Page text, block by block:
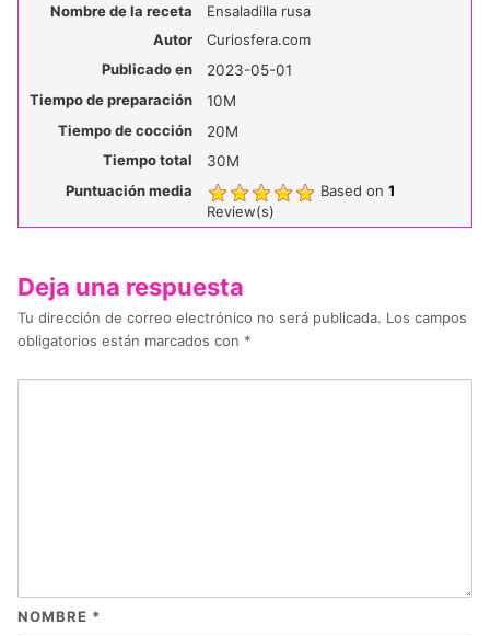
Nombre de la receta
Ensaladilla rusa
Autor
Curiosfera.com
Publicado en
2023-05-01
Tiempo de preparación
10M
Tiempo de cocción
20M
Tiempo total
30M
Puntuación media
Based on1
Review(s)
Deja una respuesta
Tu dirección de correo electrónico no será publicada. Los campos
obligatorios están marcados con *
NOMBRE *